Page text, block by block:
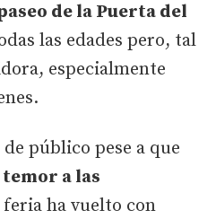
de la Puerta del
las edades pero, tal
especialmente
público pese a que
temor a las
feria ha vuelto con